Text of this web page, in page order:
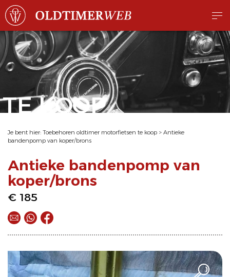
TE KOOP
Je bent hier: Toebehoren oldtimer motorfietsen te koop > Antieke
bandenpomp van koper/brons
Antieke bandenpomp van
koper/brons
€ 185